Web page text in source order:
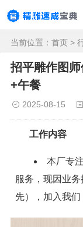
当前位置： 首页 >
招平雕作图
+午餐
2025-08-15
工作内容
本厂专
服务，现因业
先），加入我们